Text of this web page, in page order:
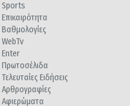
Sports
Επικαιρότητα
Βαθμολογίες
WebTv
Enter
Πρωτοσέλιδα
Τελευταίες Ειδήσεις
Αρθρογραφίες
Αφιερώματα